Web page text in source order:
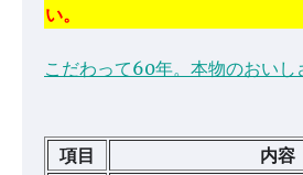
い。
こだわって60年。本物のおいし
項目
内容